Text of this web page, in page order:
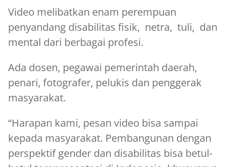
Video melibatkan enam perempuan
penyandang disabilitas fisik, netra, tuli, dan
mental dari berbagai profesi.
Ada dosen, pegawai pemerintah daerah,
penari, fotografer, pelukis dan penggerak
masyarakat.
“Harapan kami, pesan video bisa sampai
kepada masyarakat. Pembangunan dengan
perspektif gender dan disabilitas bisa betul-